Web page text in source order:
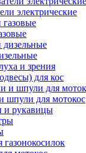
электрические
и зрения
для кос
шпули для мотокос
и рукавицы